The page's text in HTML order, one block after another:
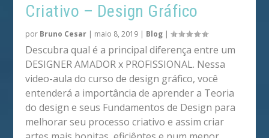
Criativo – Design Gráfico
por Bruno Cesar | maio 8, 2019 | Blog |
Descubra qual é a principal diferença entre um
DESIGNER AMADOR x PROFISSIONAL. Nessa
video-aula do curso de design gráfico, você
entenderá a importância de aprender a Teoria
do design e seus Fundamentos de Design para
melhorar seu processo criativo e assim criar